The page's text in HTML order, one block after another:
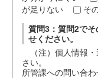
が足りない
そ
質問3：質問2で
せください。
（注）個人情報・
さい。
所管課への問い合